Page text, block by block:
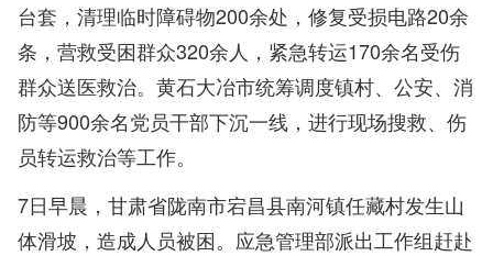
台套，清理临时障碍物200余处，修复受损电路20余
条，营救受困群众320余人，紧急转运170余名受伤
群众送医救治。黄石大冶市统筹调度镇村、公安、消
防等900余名党员干部下沉一线，进行现场搜救、伤
员转运救治等工作。
7日早晨，甘肃省陇南市宕昌县南河镇任藏村发生山
体滑坡，造成人员被困。应急管理部派出工作组赶赴